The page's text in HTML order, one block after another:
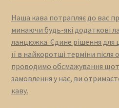
Наша кава потрапляє до вас
минаючи будь-які додаткові
ланцюжка. Єдине рішення для
її в найкоротші терміни
проводимо обсмажування
замовлення у нас, ви
каву.